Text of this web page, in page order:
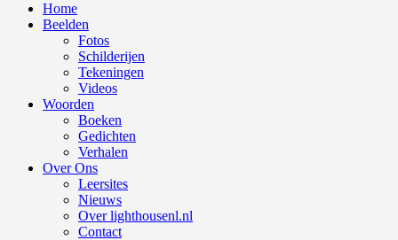
Home
Beelden
Fotos
Schilderijen
Tekeningen
Videos
Woorden
Boeken
Gedichten
Verhalen
Over Ons
Leersites
Nieuws
Over lighthousenl.nl
Contact